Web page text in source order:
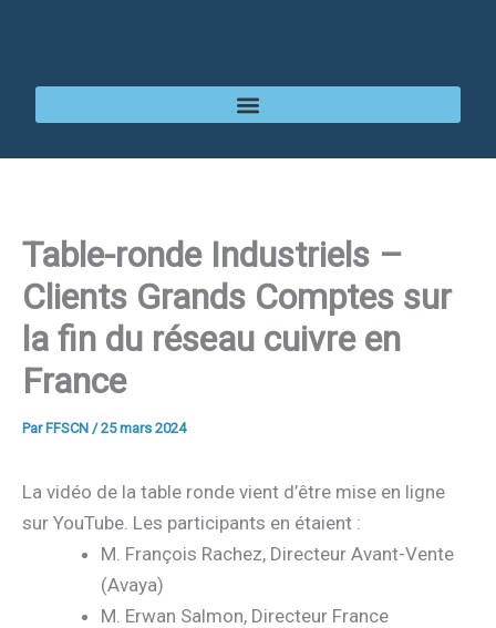
Table-ronde Industriels –
Clients Grands Comptes sur
la fin du réseau cuivre en
France
Par FFSCN /25 mars 2024
La vidéo de la table ronde vient d’être mise en ligne
sur YouTube. Les participants en étaient :
M. François Rachez, Directeur Avant-Vente
(Avaya)
M. Erwan Salmon, Directeur France